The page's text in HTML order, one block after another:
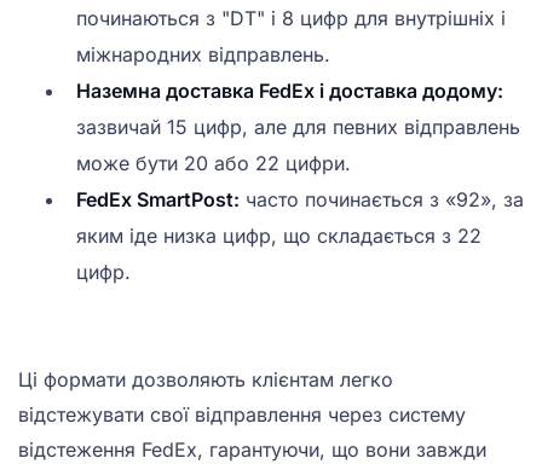
починаються з "DT" і 8 цифр для внутрішніх і
міжнародних відправлень.
Наземна доставка FedEx і доставка додому:
зазвичай 15 цифр, але для певних відправлень
може бути 20 або 22 цифри.
FedEx SmartPost: часто починається з «92», за
яким іде низка цифр, що складається з 22
цифр.
Ці формати дозволяють клієнтам легко
відстежувати свої відправлення через систему
відстеження FedEx, гарантуючи, що вони завжди